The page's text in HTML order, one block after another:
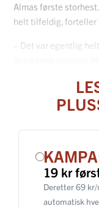
Almas første
helt tilfeldig, forteller
– Det var egentlig
19 kr
Deretter 69
automatisk